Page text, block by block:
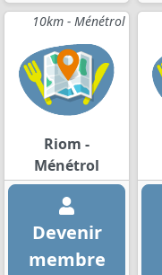
10km - Ménétrol
Riom -
Ménétrol
Devenir
membre